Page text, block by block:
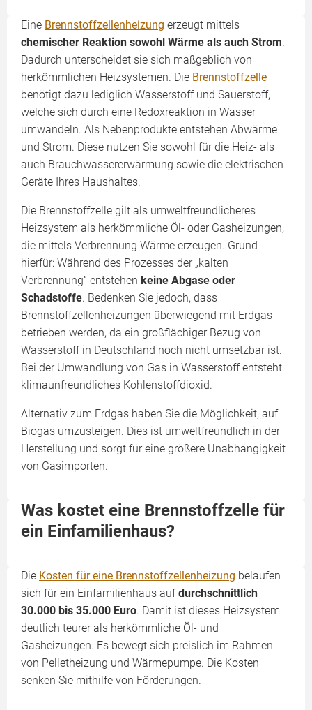
Eine Brennstoffzellenheizung erzeugt mittels
chemischer Reaktion sowohl Wärme als auch Strom.
Dadurch unterscheidet sie sich maßgeblich von
herkömmlichen Heizsystemen. Die Brennstoffzelle
benötigt dazu lediglich Wasserstoff und Sauerstoff,
welche sich durch eine Redoxreaktion in Wasser
umwandeln. Als Nebenprodukte entstehen Abwärme
und Strom. Diese nutzen Sie sowohl für die Heiz- als
auch Brauchwassererwärmung sowie die elektrischen
Geräte Ihres Haushaltes.
Die Brennstoffzelle gilt als umweltfreundlicheres
Heizsystem als herkömmliche Öl- oder Gasheizungen,
die mittels Verbrennung Wärme erzeugen. Grund
hierfür: Während des Prozesses der „kalten
Verbrennung“ entstehen keine Abgase oder
Schadstoffe. Bedenken Sie jedoch, dass
Brennstoffzellenheizungen überwiegend mit Erdgas
betrieben werden, da ein großflächiger Bezug von
Wasserstoff in Deutschland noch nicht umsetzbar ist.
Bei der Umwandlung von Gas in Wasserstoff entsteht
klimaunfreundliches Kohlenstoffdioxid.
Alternativ zum Erdgas haben Sie die Möglichkeit, auf
Biogas umzusteigen. Dies ist umweltfreundlich in der
Herstellung und sorgt für eine größere Unabhängigkeit
von Gasimporten.
Was kostet eine Brennstoffzelle für
ein Einfamilienhaus?
Die Kosten für eine Brennstoffzellenheizung belaufen
sich für ein Einfamilienhaus aufdurchschnittlich
30.000 bis 35.000 Euro. Damit ist dieses Heizsystem
deutlich teurer als herkömmliche Öl- und
Gasheizungen. Es bewegt sich preislich im Rahmen
von Pelletheizung und Wärmepumpe. Die Kosten
senken Sie mithilfe von Förderungen.